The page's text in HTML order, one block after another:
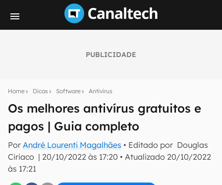
PUBLICIDADE
Home Dicas Software Antivírus
Os melhores antivírus gratuitos e
pagos | Guia completo
Por André Lourenti Magalhães • Editado por Douglas
Ciriaco | 20/10/2022 às 17:20 • Atualizado 20/10/2022
às 17:21
notícias e reviews sobre tecnologia em primeira
E-mail